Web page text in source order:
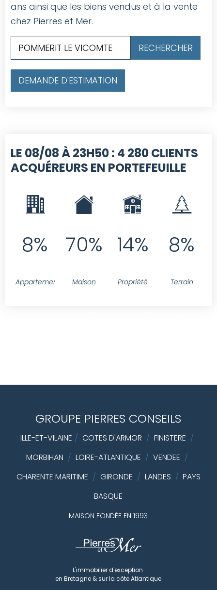
ans ainsi que les biens vendus et à la vente
chez Pierres et Mer.
DEMANDE D'ESTIMATION
LE 08/08 À 23H50 : 4 280 CLIENTS
ACQUÉREURS EN PORTEFEUILLE
8%
Appartement
70%
Maison
14%
Propriété
8%
Terrain
GROUPE PIERRES CONSEILS
ILLE-ET-VILAINE / COTES D'ARMOR / FINISTERE /
MORBIHAN / LOIRE-ATLANTIQUE / VENDEE /
CHARENTE MARITIME / GIRONDE / LANDES / PAYS
BASQUE
MAISON FONDÉE EN 1993
L'immobilier d'exception
en Bretagne & sur la côte Atlantique